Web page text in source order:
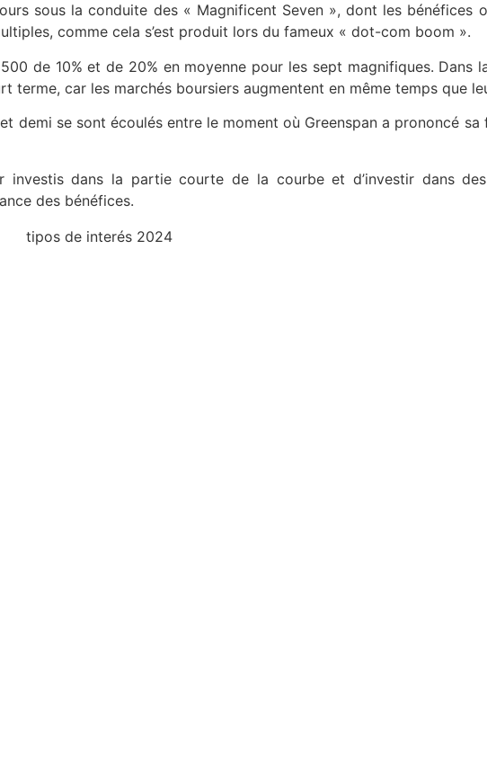
sous la conduite des « Magnificent Seven », dont les bénéfices
comme cela s’est produit lors du fameux « dot-com boom ».
de 10% et de 20% en moyenne pour les sept magnifiques. Dans
terme, car les marchés boursiers augmentent en même temps que
se sont écoulés entre le moment où Greenspan a prononcé sa
dans la partie courte de la courbe et d’investir dans
des bénéfices.